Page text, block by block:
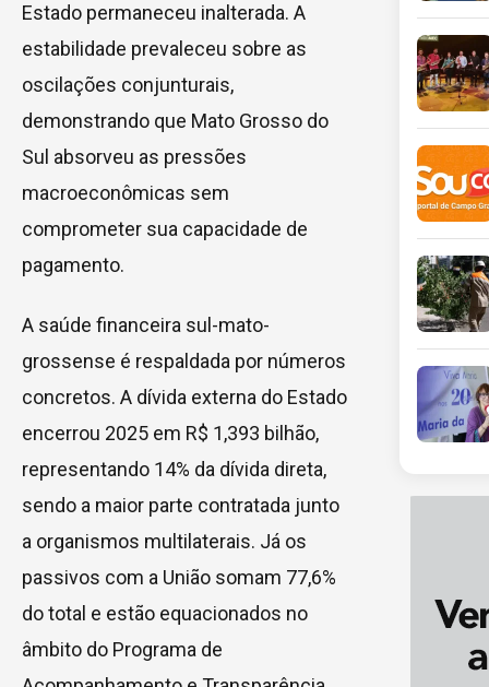
Estado permaneceu inalterada. A
estabilidade prevaleceu sobre as
oscilações conjunturais,
demonstrando que Mato Grosso do
Sul absorveu as pressões
macroeconômicas sem
comprometer sua capacidade de
pagamento.
A saúde financeira sul-mato-
grossense é respaldada por números
concretos. A dívida externa do Estado
encerrou 2025 em R$ 1,393 bilhão,
representando 14% da dívida direta,
sendo a maior parte contratada junto
a organismos multilaterais. Já os
passivos com a União somam 77,6%
do total e estão equacionados no
âmbito do Programa de